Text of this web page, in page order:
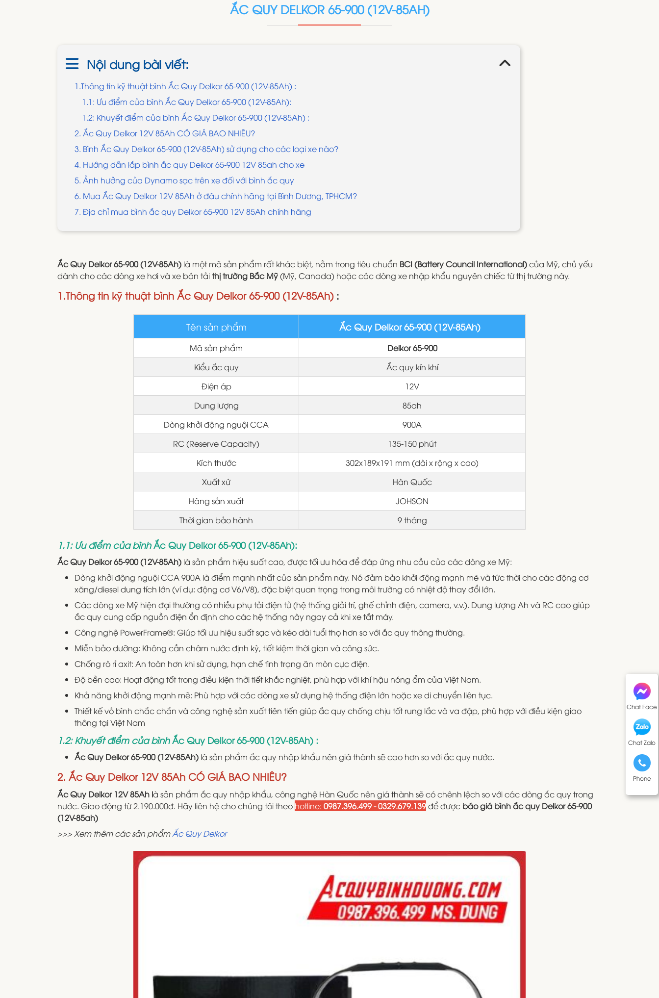
Chat Face
Chat Zalo
Phone
ẮC QUY DELKOR 65-900 (12V-85AH)
Nội dung bài viết:
1.Thông tin kỹ thuật bình Ắc Quy Delkor 65-900 (12V-85Ah) :
1.1: Ưu điểm của bình Ắc Quy Delkor 65-900 (12V-85Ah):
1.2: Khuyết điểm của bình Ắc Quy Delkor 65-900 (12V-85Ah) :
2. Ắc Quy Delkor 12V 85Ah CÓ GIÁ BAO NHIÊU?
3. Bình Ắc Quy Delkor 65-900 (12V-85Ah) sử dụng cho các loại xe nào?
​4. Hướng dẫn lắp bình ắc quy Delkor 65-900 12V 85ah cho xe
5. Ảnh hưởng của Dynamo sạc trên xe đối với bình ắc quy
6. Mua Ắc Quy Delkor 12V 85Ah ở đâu chính hãng tại Bình Dương, TPHCM?
7. Địa chỉ mua bình ắc quy Delkor 65-900 12V 85Ah chính hãng
Ắc Quy Delkor 65-900 (12V-85Ah) là một mã sản phẩm rất khác biệt, nằm trong tiêu chuẩn BCI (Battery Council International)của Mỹ, chủ yếu
dành cho các dòng xe hơi và xe bán tảithị trường Bắc Mỹ(Mỹ, Canada) hoặc các dòng xe nhập khẩu nguyên chiếc từ thị trường này.
1.Thông tin kỹ thuật bình Ắc Quy Delkor 65-900 (12V-85Ah) :
Tên sản phẩm Ắc Quy Delkor 65-900 (12V-85Ah)
Mã sản phẩm
Delkor 65-900
Kiểu ắc quy
Ắc quy kín khí
Điện áp
12V
Dung lượng
85ah
Dòng khởi động nguội CCA
900A
RC (Reserve Capacity)
135-150 phút
Kích thước
302x189x191 mm (dài x rộng x cao)
Xuất xứ
Hàn Quốc
Hàng sản xuất
JOHSON
Thời gian bảo hành
9 tháng
1.1: Ưu điểm của bìnhẮc Quy Delkor 65-900 (12V-85Ah):
Ắc Quy Delkor 65-900 (12V-85Ah) là sản phẩm hiệu suất cao, được tối ưu hóa để đáp ứng nhu cầu của các dòng xe Mỹ:
Dòng khởi động nguội CCA 900A là điểm mạnh nhất của sản phẩm này. Nó đảm bảo khởi động mạnh mẽ và tức thời cho các động cơ
xăng/diesel dung tích lớn (ví dụ: động cơ V6/V8), đặc biệt quan trọng trong môi trường có nhiệt độ thay đổi lớn.
Các dòng xe Mỹ hiện đại thường có nhiều phụ tải điện tử (hệ thống giải trí, ghế chỉnh điện, camera, v.v.). Dung lượng Ah và RC cao giúp
ắc quy cung cấp nguồn điện ổn định cho các hệ thống này ngay cả khi xe tắt máy.
Công nghệ PowerFrame®: Giúp tối ưu hiệu suất sạc và kéo dài tuổi thọ hơn so với ắc quy thông thường.
Miễn bảo dưỡng: Không cần châm nước định kỳ, tiết kiệm thời gian và công sức.
Chống rò rỉ axit: An toàn hơn khi sử dụng, hạn chế tình trạng ăn mòn cực điện.
Độ bền cao: Hoạt động tốt trong điều kiện thời tiết khắc nghiệt, phù hợp với khí hậu nóng ẩm của Việt Nam.
Khả năng khởi động mạnh mẽ: Phù hợp với các dòng xe sử dụng hệ thống điện lớn hoặc xe di chuyển liên tục.
Thiết kế vỏ bình chắc chắn và công nghệ sản xuất tiên tiến giúp ắc quy chống chịu tốt rung lắc và va đập, phù hợp với điều kiện giao
thông tại Việt Nam
1.2: Khuyết điểm của bình Ắc Quy Delkor 65-900 (12V-85Ah) :
Ắc Quy Delkor 65-900 (12V-85Ah) là sản phẩm ắc quy nhập khẩu nên giá thành sẽ cao hơn so với ắc quy nước.
2. Ắc Quy Delkor 12V 85Ah CÓ GIÁ BAO NHIÊU?
Ắc Quy Delkor 12V 85Ah là sản phẩm ắc quy nhập khẩu, công nghệ Hàn Quốc nên giá thành sẽ có chênh lệch so với các dòng ắc quy trong
nước. Giao động từ 2.190.000đ. Hãy liên hệ cho chúng tôi theo hotline: 0987.396.499 - 0329.679.139để được báo giá bình ắc quy Delkor 65-900
(12V-85ah)
>>> Xem thêm các sản phẩmẮc Quy Delkor